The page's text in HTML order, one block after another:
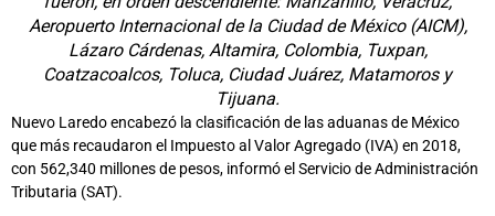
Aeropuerto Internacional de la Ciudad de México (AICM),
Lázaro Cárdenas, Altamira, Colombia, Tuxpan,
Coatzacoalcos, Toluca, Ciudad Juárez, Matamoros y
Tijuana.
Nuevo Laredo encabezó la clasificación de las aduanas de México
que más recaudaron el Impuesto al Valor Agregado (IVA) en 2018,
con 562,340 millones de pesos, informó el Servicio de Administración
Tributaria (SAT).